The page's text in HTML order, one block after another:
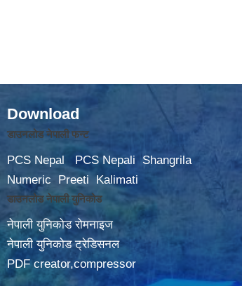
Download
डाउनलोड नेपाली फन्ट
PCS Nepal PCS Nepali
Shangrila
Numeric
Preeti Kalimati
डाउनलोड नेपाली युनिकोड
नेपाली युनिकोड रोमनाइज
नेपाली युनिकोड ट्रेडिसनल
PDF creator,compressor